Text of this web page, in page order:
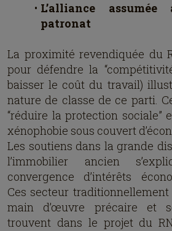
L’alliance
patronat
La proximité revendiquée du
pour défendre la
baisser le coût du travail)
nature de classe de ce parti.
“réduire la protection sociale”
xénophobie sous couvert
Les soutiens dans la grande
l’immobilier ancien
convergence d’intérêts
Ces secteur
main d’œuvre précaire et
trouvent dans le projet du